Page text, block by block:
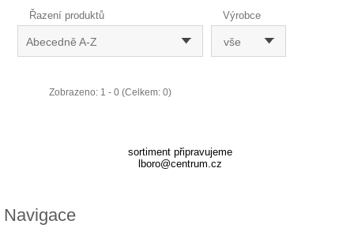
Řazení produktů
Abecedně A-Z
Výrobce
vše
Zobrazeno: 1 - 0 (Celkem: 0)
sortiment připravujeme
lboro@centrum.cz
Navigace